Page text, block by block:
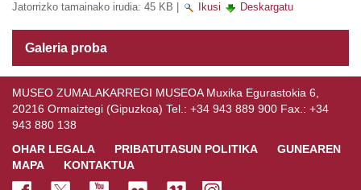
Jatorrizko tamainako irudia: 45 KB Ikusi Deskargatu
Galeria proba
MUSEO ZUMALAKARREGI MUSEOA Muxika Egurastokia 6,
20216 Ormaiztegi (Gipuzkoa) Tel.: +34 943 889 900 Fax.: +34
943 880 138
OHAR LEGALA
PRIBATUTASUN POLITIKA
GUNEAREN
MAPA
KONTAKTUA